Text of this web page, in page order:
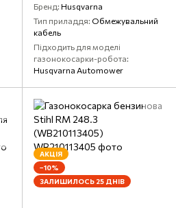
Бренд Husqvarna
Тип приладдя Обмежувальний
кабель
Підходить для моделі
газонокосарки-робота
Husqvarna Automower
АКЦІЯ
−10%
ЗАЛИШИЛОСЬ 25 ДНІВ